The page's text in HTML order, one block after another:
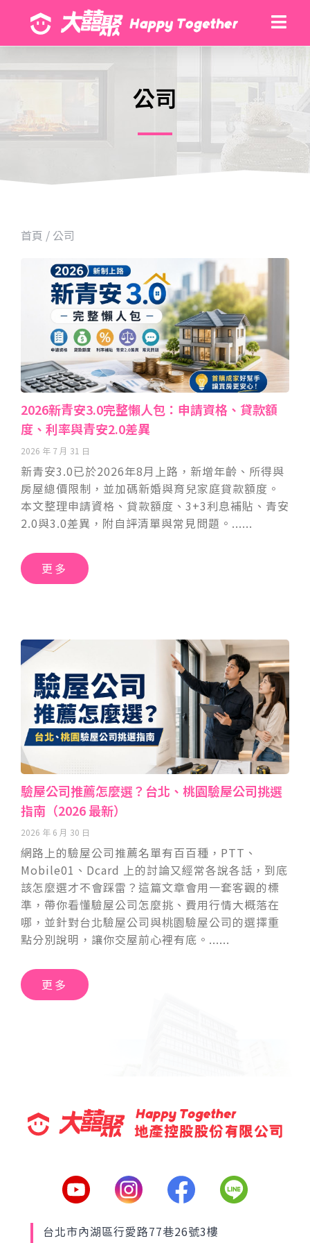
公司
首頁 / 公司
2026新青安3.0完整懶人包：申請資格、貸款額
度、利率與青安2.0差異
2026 年 7 月 31 日
新青安3.0已於2026年8月上路，新增年齡、所得與
房屋總價限制，並加碼新婚與育兒家庭貸款額度。
本文整理申請資格、貸款額度、3+3利息補貼、青安
2.0與3.0差異，附自評清單與常見問題。
更多
驗屋公司推薦怎麼選？台北、桃園驗屋公司挑選
指南（2026 最新）
2026 年 6 月 30 日
網路上的驗屋公司推薦名單有百百種，PTT、
Mobile01、Dcard 上的討論又經常各說各話，到底
該怎麼選才不會踩雷？這篇文章會用一套客觀的標
準，帶你看懂驗屋公司怎麼挑、費用行情大概落在
哪，並針對台北驗屋公司與桃園驗屋公司的選擇重
點分別說明，讓你交屋前心裡有底。
更多
台北市內湖區行愛路77巷26號3樓